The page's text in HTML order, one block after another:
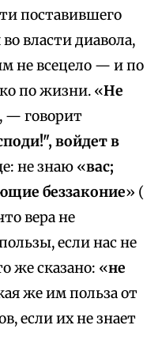
поставившего
власти диавола,
не всецело — и по
по жизни. «Не
, — говорит
войдет в
не знаю «вас;
беззаконие» (
вера не
если нас не
же сказано: «не
же им польза от
если их не знает